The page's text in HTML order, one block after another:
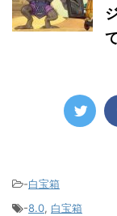
-白宝箱
-8.0, 白宝箱